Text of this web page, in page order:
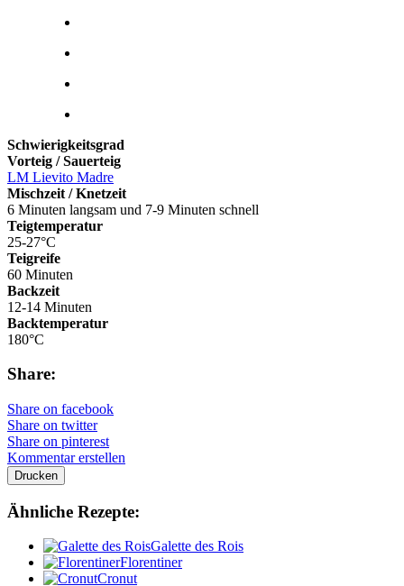
Schwierigkeitsgrad
Vorteig / Sauerteig
LM Lievito Madre
Mischzeit / Knetzeit
6 Minuten langsam und 7-9 Minuten schnell
Teigtemperatur
25-27°C
Teigreife
60 Minuten
Backzeit
12-14 Minuten
Backtemperatur
180°C
Share:
Share on facebook
Share on twitter
Share on pinterest
Kommentar erstellen
Drucken
Ähnliche Rezepte:
Galette des Rois
Florentiner
Cronut